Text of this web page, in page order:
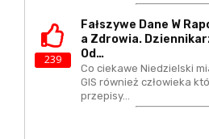
239
Fałszywe Dane W
A Zdrowia.
Od…
Co ciekawe Niedzielski
GIS również człowieka
przepisy…